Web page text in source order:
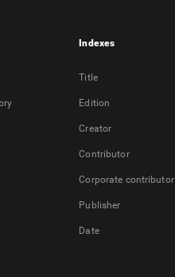
Indexes
Title
Edition
Creator
Contributor
Corporate contributor
Publisher
Date